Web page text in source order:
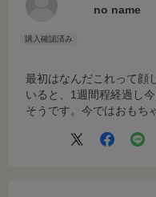
no name
最初はなんだこれって顔
いると、1週間程経過し
そうです。今ではおもち